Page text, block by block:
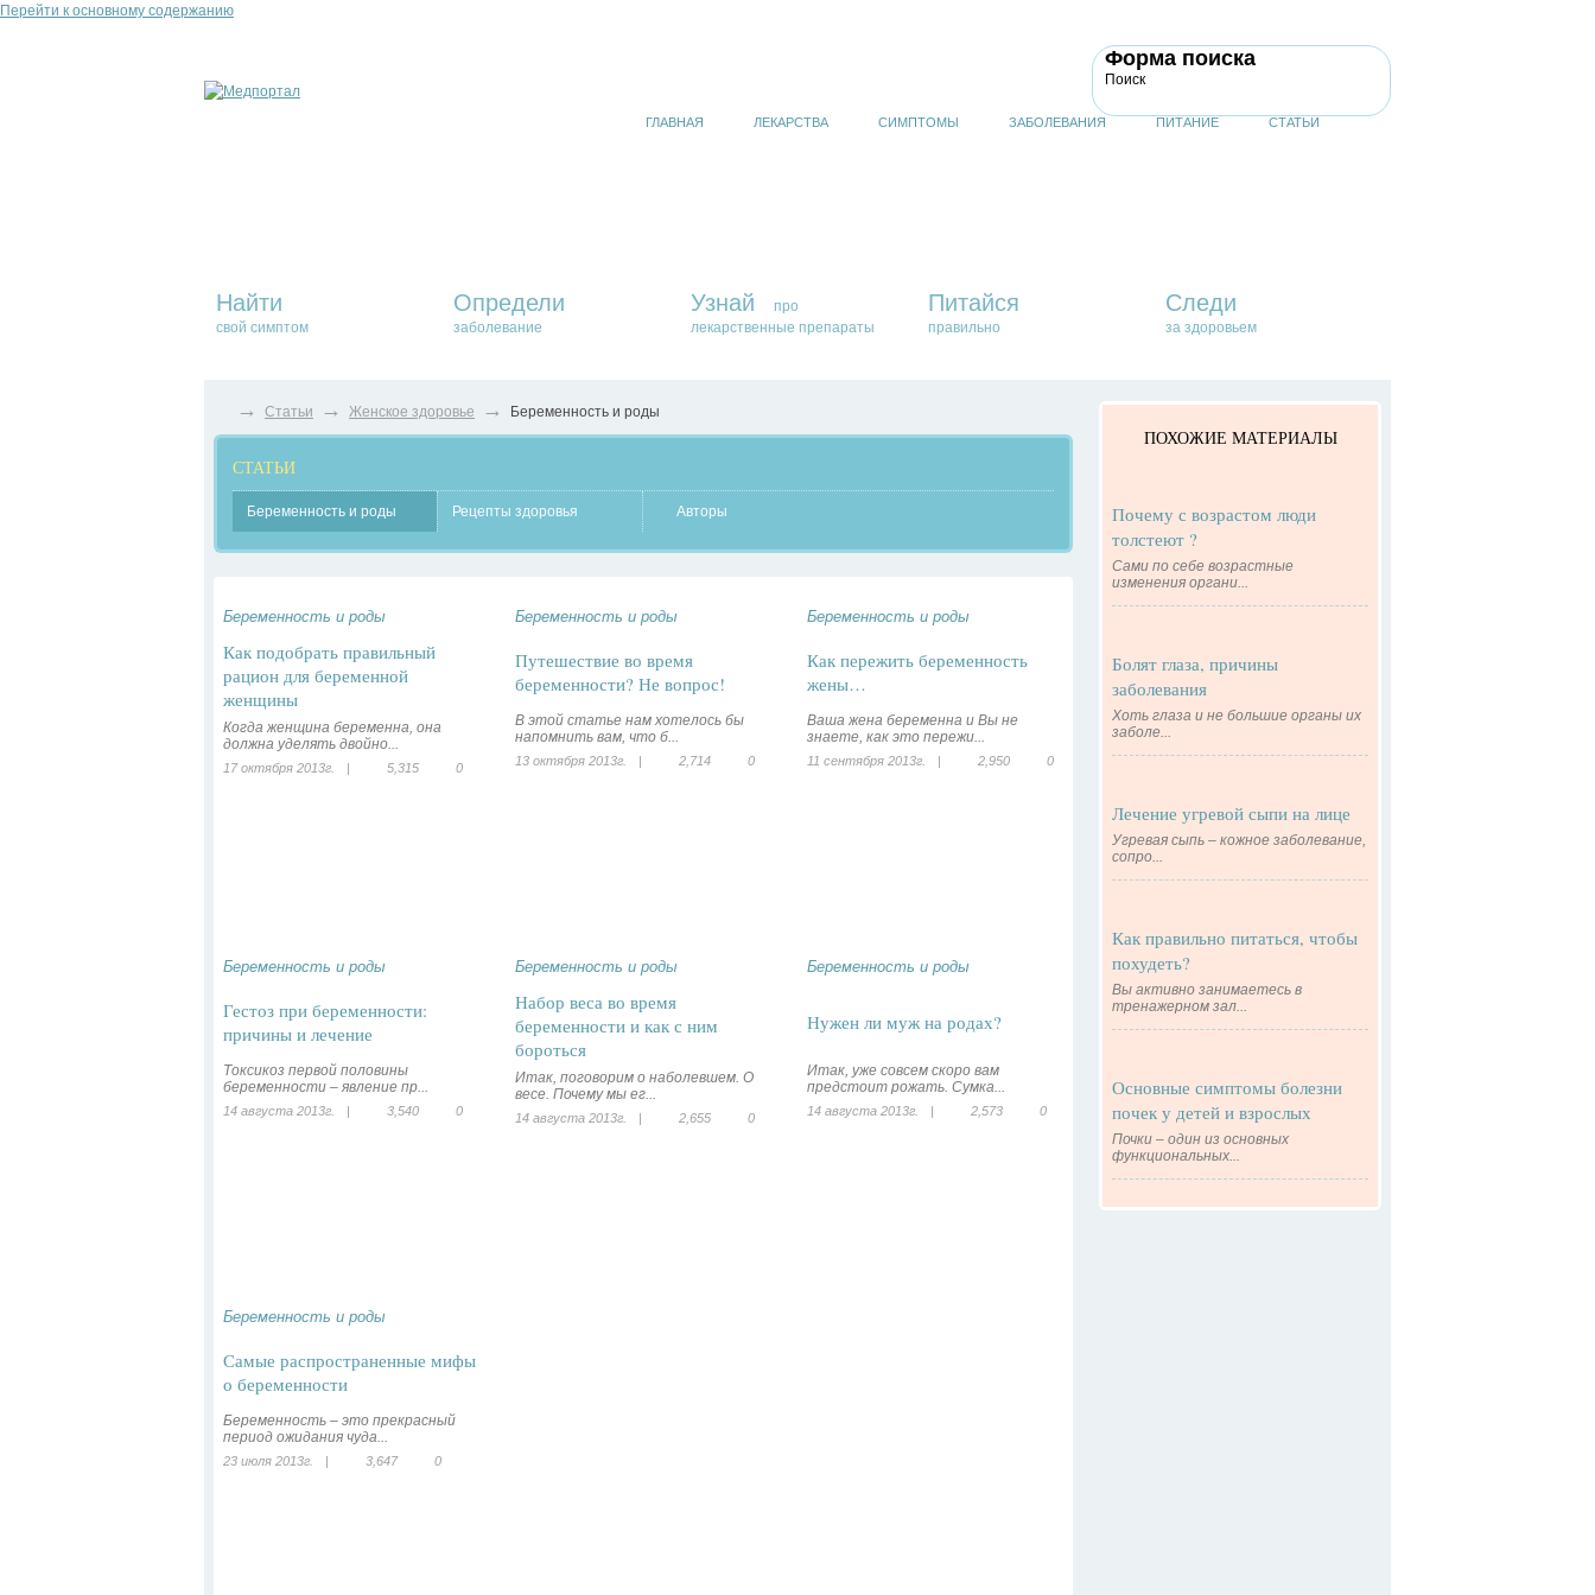
Перейти к основному содержанию
Форма поиска
Поиск
ГЛАВНАЯ ЛЕКАРСТВА СИМПТОМЫ ЗАБОЛЕВАНИЯ ПИТАНИЕ СТАТЬИ
Найти
свой симптом
Определи
заболевание
Узнай
про
лекарственные препараты
Питайся
правильно
Следи
за здоровьем
→ Статьи → Женское здоровье → Беременность и роды
СТАТЬИ
Беременность и роды Рецепты здоровья Авторы
Беременность и роды
Как подобрать правильный
рацион для беременной
женщины
Когда женщина беременна, она
должна уделять двойно...
17 октября 2013г. | 5,315 0
Беременность и роды
Путешествие во время
беременности? Не вопрос!
В этой статье нам хотелось бы
напомнить вам, что б...
13 октября 2013г. | 2,714 0
Беременность и роды
Как пережить беременность
жены…
Ваша жена беременна и Вы не
знаете, как это пережи...
11 сентября 2013г. | 2,950 0
Беременность и роды
Гестоз при беременности:
причины и лечение
Токсикоз первой половины
беременности – явление пр...
14 августа 2013г. | 3,540 0
Беременность и роды
Набор веса во время
беременности и как с ним
бороться
Итак, поговорим о наболевшем. О
весе. Почему мы ег...
14 августа 2013г. | 2,655 0
Беременность и роды
Нужен ли муж на родах?
Итак, уже совсем скоро вам
предстоит рожать. Сумка...
14 августа 2013г. | 2,573 0
Беременность и роды
Самые распространенные мифы
о беременности
Беременность – это прекрасный
период ожидания чуда...
23 июля 2013г. | 3,647 0
ПОХОЖИЕ МАТЕРИАЛЫ
Почему с возрастом люди
толстеют ?
Сами по себе возрастные
изменения органи...
Болят глаза, причины
заболевания
Хоть глаза и не большие органы их
заболе...
Лечение угревой сыпи на лице
Угревая сыпь – кожное заболевание,
сопро...
Как правильно питаться, чтобы
похудеть?
Вы активно занимаетесь в
тренажерном зал...
Основные симптомы болезни
почек у детей и взрослых
Почки – один из основных
функциональных...